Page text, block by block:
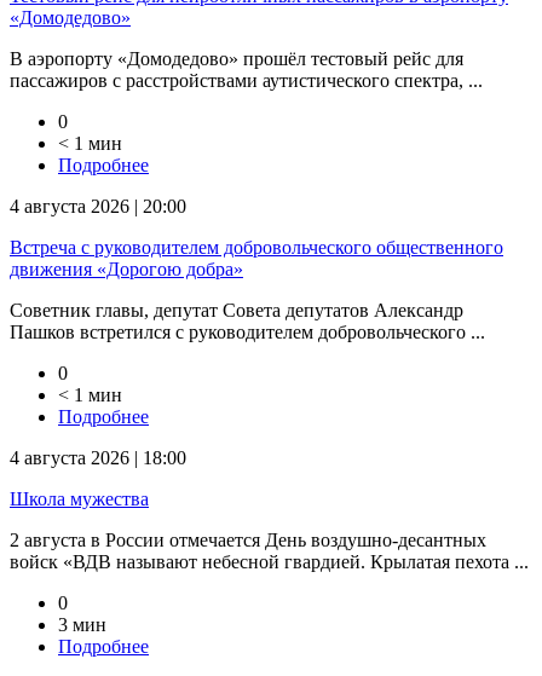
«Домодедово»
В аэропорту «Домодедово» прошёл тестовый рейс для
пассажиров с расстройствами аутистического спектра, ...
0
< 1 мин
Подробнее
4 августа 2026 | 20:00
Встреча с руководителем добровольческого общественного
движения «Дорогою добра»
Советник главы, депутат Совета депутатов Александр
Пашков встретился с руководителем добровольческого ...
0
< 1 мин
Подробнее
4 августа 2026 | 18:00
Школа мужества
2 августа в России отмечается День воздушно-десантных
войск «ВДВ называют небесной гвардией. Крылатая пехота ...
0
3 мин
Подробнее